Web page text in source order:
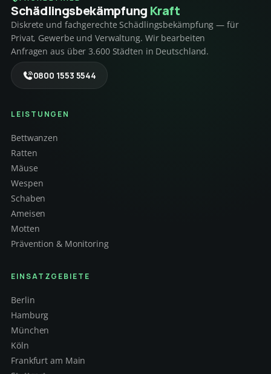
Schädlings­bekämpfung Kraft
Diskrete und fachgerechte Schädlingsbekämpfung — für
Privat, Gewerbe und Verwaltung. Wir bearbeiten
Anfragen aus über 3.600 Städten in Deutschland.
0800 1553 5544
LEISTUNGEN
Bettwanzen
Ratten
Mäuse
Wespen
Schaben
Ameisen
Motten
Prävention & Monitoring
EINSATZGEBIETE
Berlin
Hamburg
München
Köln
Frankfurt am Main